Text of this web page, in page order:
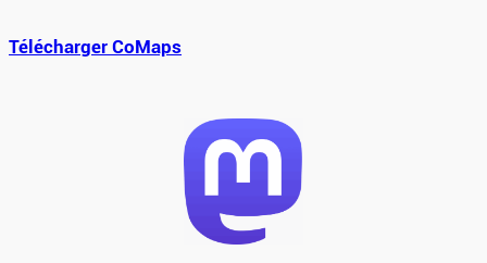
Télécharger CoMaps